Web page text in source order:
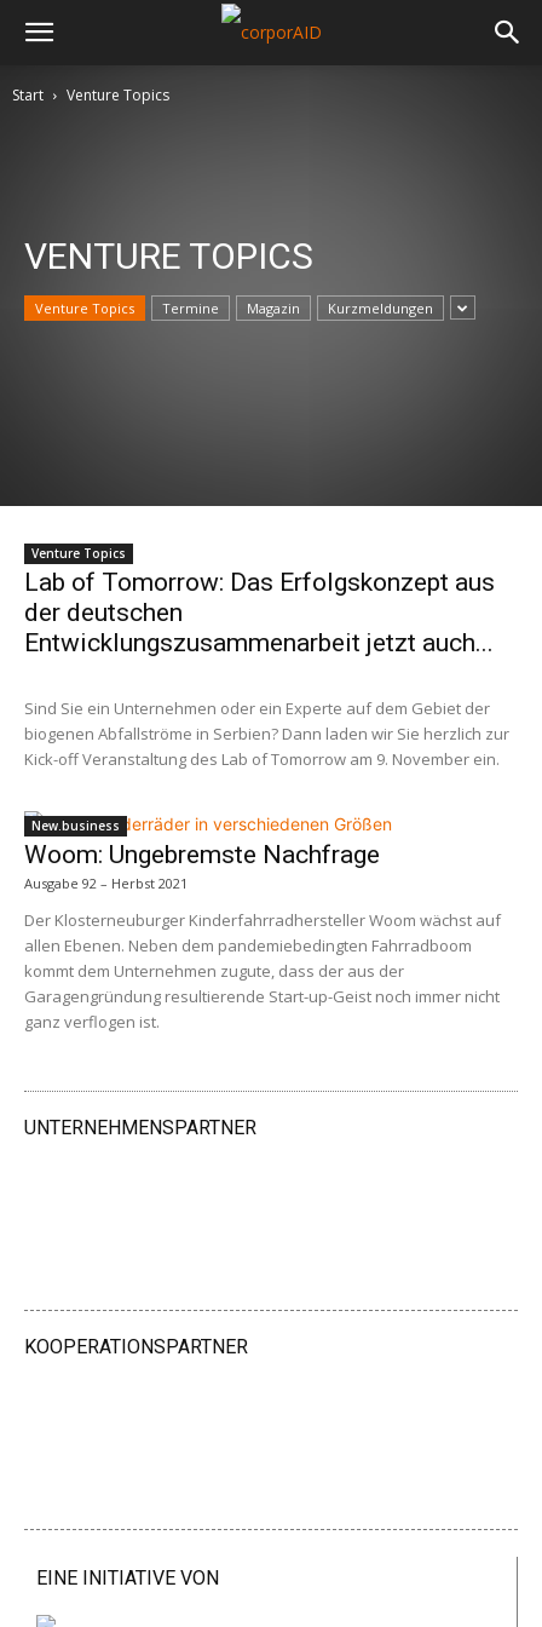
Start Venture Topics
VENTURE TOPICS
Venture Topics Termine Magazin Kurzmeldungen
Venture Topics
Lab of Tomorrow: Das Erfolgskonzept aus
der deutschen
Entwicklungszusammenarbeit jetzt auch...
Sind Sie ein Unternehmen oder ein Experte auf dem Gebiet der
biogenen Abfallströme in Serbien? Dann laden wir Sie herzlich zur
Kick-off Veranstaltung des Lab of Tomorrow am 9. November ein.
New.business
Woom: Ungebremste Nachfrage
Ausgabe 92 – Herbst 2021
Der Klosterneuburger Kinderfahrradhersteller Woom wächst auf
allen Ebenen. Neben dem pandemiebedingten Fahrradboom
kommt dem Unternehmen zugute, dass der aus der
Garagengründung resultierende Start-up-Geist noch immer nicht
ganz verflogen ist.
UNTERNEHMENSPARTNER
KOOPERATIONSPARTNER
EINE INITIATIVE VON